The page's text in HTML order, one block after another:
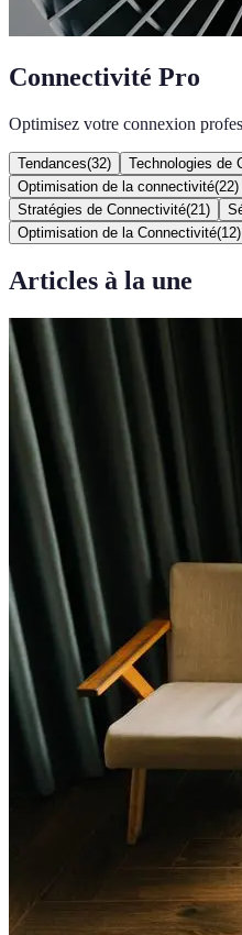
Connectivité Pro
Optimisez votre connexion
Tendances(32) Technologies de
Optimisation de la connectivité(22)
Stratégies de Connectivité(21 )
Optimisation de la Connectivité(12)
Articles à la une